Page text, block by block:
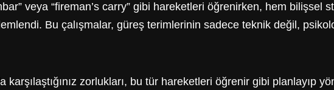
veya “fireman’s carry” gibi hareketleri öğrenirken, hem bilişsel
Bu çalışmalar, güreş terimlerinin sadece teknik değil,
zorlukları, bu tür hareketleri öğrenir gibi planlayıp